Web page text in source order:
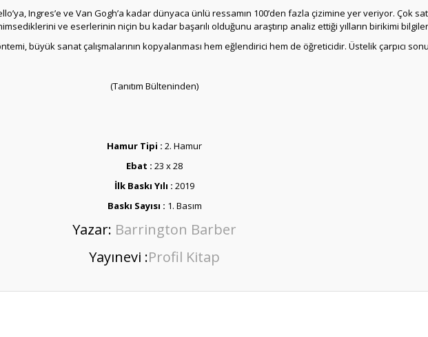
Ingres’e ve Van Gogh’a kadar dünyaca ünlü ressamın 100’den fazla çizimine yer veriyor. Çok
ve eserlerinin niçin bu kadar başarılı olduğunu araştırıp analiz ettiği yılların birikimi
büyük sanat çalışmalarının kopyalanması hem eğlendirici hem de öğreticidir. Üstelik çarpıcı
(Tanıtım Bülteninden)
Hamur Tipi : 2. Hamur
Ebat : 23 x 28
İlk Baskı Yılı : 2019
Baskı Sayısı : 1. Basım
Yazar: Barrington Barber
Yayınevi :Profil Kitap